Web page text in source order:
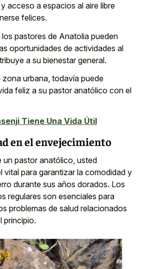
acceso a espacios al aire libre
felices.
pastores de Anatolia pueden
oportunidades de actividades al
a su bienestar general.
zona urbana, todavía puede
feliz a su pastor anatólico con el
Tiene Una Vida Útil
en el envejecimiento
un pastor anatólico, usted
vital para garantizar la comodidad y
durante sus años dorados. Los
regulares son esenciales para
problemas de salud relacionados
principio.